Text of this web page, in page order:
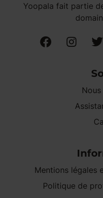
Yoopala fait partie
Mentions légales
Politique de